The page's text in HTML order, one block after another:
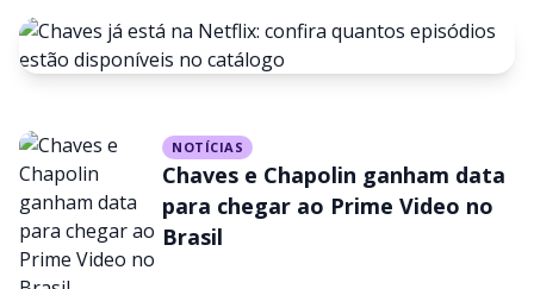
Chaves já está na Netflix:
confira quantos episódios
estão disponíveis no catálogo
NOTÍCIAS
Chaves e Chapolin ganham data
para chegar ao Prime Video no
Brasil